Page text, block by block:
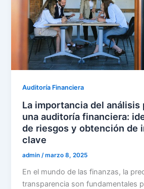
Auditoría Financiera
La importancia del análisis
una auditoría financiera:
de riesgos y obtención de
clave
admin /marzo 8, 2025
En el mundo de las finanzas, la
transparencia son fundamentales